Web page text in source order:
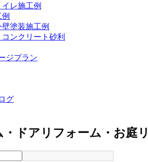
レ施工例
壁塗装施工例
コンクリート砂利
ジプラン
グ
・ドアリフォーム・お庭